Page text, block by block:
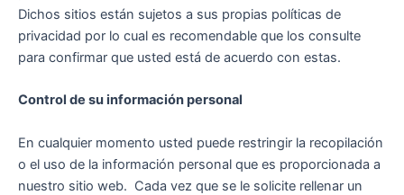
Dichos sitios están sujetos a sus propias políticas de
privacidad por lo cual es recomendable que los consulte
para confirmar que usted está de acuerdo con estas.
Control de su información personal
En cualquier momento usted puede restringir la recopilación
o el uso de la información personal que es proporcionada a
nuestro sitio web. Cada vez que se le solicite rellenar un